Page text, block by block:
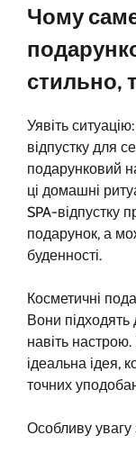
Чому
стильно,
Уявіть
відпустку для
подарунковий
ці домашні
SPA-відпустку
подарунок, а
буденності.
Косметичні
Вони підходять
навіть
ідеальна ідея,
точних
Особливу увагу